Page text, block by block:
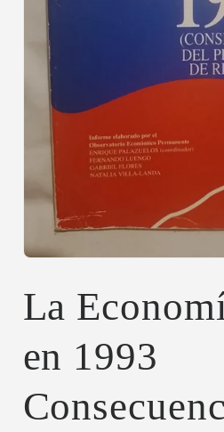
en
modal
La
en 1993